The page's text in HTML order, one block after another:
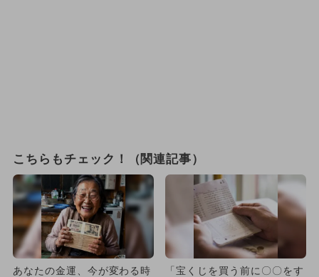
こちらもチェック！（関連記事）
あなたの金運、今が変わる時
「宝くじを買う前に〇〇をす